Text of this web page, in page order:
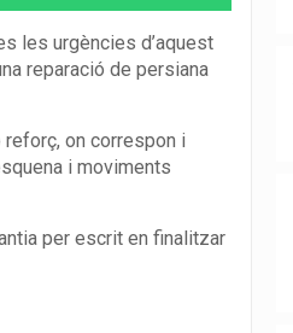
les urgències d’aquest
reparació de persiana
on correspon i
i moviments
per escrit en finalitzar